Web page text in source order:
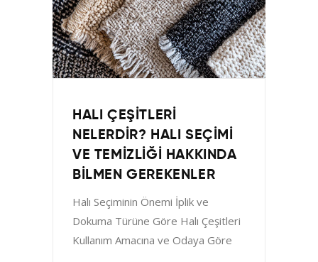
HALI ÇEŞITLERI
NELERDIR? HALI SEÇIMI
VE TEMIZLIĞI HAKKINDA
BILMEN GEREKENLER
Halı Seçiminin Önemi İplik ve
Dokuma Türüne Göre Halı Çeşitleri
Kullanım Amacına ve Odaya Göre